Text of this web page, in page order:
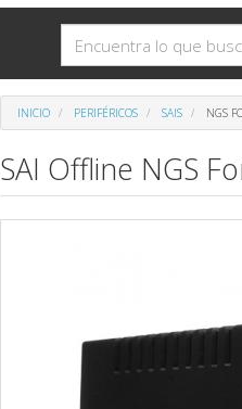
INICIO PERIFÉRICOS SAIS NGS
SAI Offline NGS